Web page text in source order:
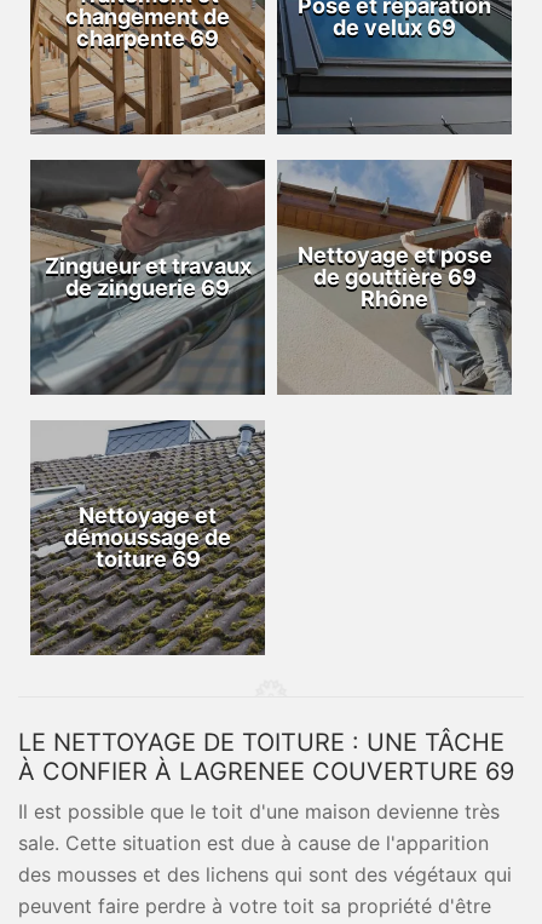
changement de
charpente 69
Pose et réparation
de velux 69
Zingueur et travaux
de zinguerie 69
Nettoyage et pose
de gouttière 69
Rhône
Nettoyage et
démoussage de
toiture 69
LE NETTOYAGE DE TOITURE : UNE TÂCHE
À CONFIER À LAGRENEE COUVERTURE 69
Il est possible que le toit d'une maison devienne très
sale. Cette situation est due à cause de l'apparition
des mousses et des lichens qui sont des végétaux qui
peuvent faire perdre à votre toit sa propriété d'être